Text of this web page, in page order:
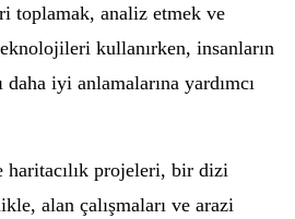
toplamak, analiz etmek ve
kullanırken, insanların
iyi anlamalarına yardımcı
projeleri, bir dizi
alan çalışmaları ve arazi